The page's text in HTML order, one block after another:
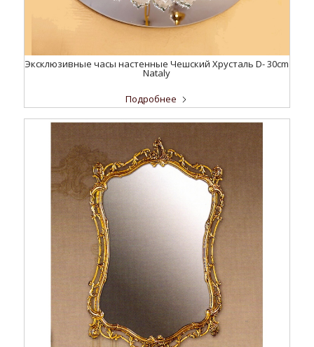
Эксклюзивные часы настенные Чешский Хрусталь D- 30cm
Nataly
Подробнее